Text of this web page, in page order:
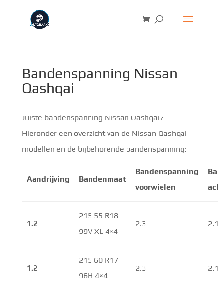
Bandenspanning Nissan
Qashqai
Juiste bandenspanning Nissan Qashqai?
Hieronder een overzicht van de Nissan Qashqai
modellen en de bijbehorende bandenspanning:
Aandrijving Bandenmaat
Bandenspanning
voorwielen
1.2
215 55 R18
99V XL 4×4
2.3
1.2
215 60 R17
96H 4×4
2.3